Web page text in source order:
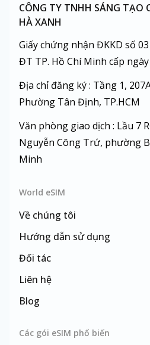
CÔNG TY TNHH SÁNG TẠO
HÀ XANH
Giấy chứng nhận ĐKKD số
ĐT TP. Hồ Chí Minh cấp
Địa chỉ đăng ký : Tầng 1,
Phường Tân Định, TP.HCM
Văn phòng giao dịch : Lầu 7
Nguyễn Công Trứ, phường
Minh
World eSIM
Về chúng tôi
Hướng dẫn sử dụng
Đối tác
Liên hệ
Blog
Các gói eSIM phổ biến